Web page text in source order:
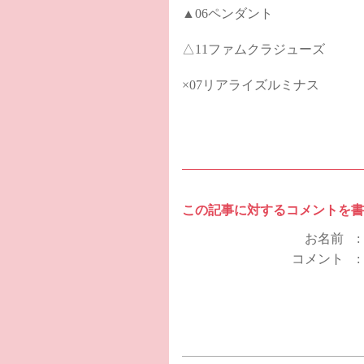
▲06ペンダント
△11ファムクラジューズ
×07リアライズルミナス
この記事に対するコメントを書
お名前
コメント